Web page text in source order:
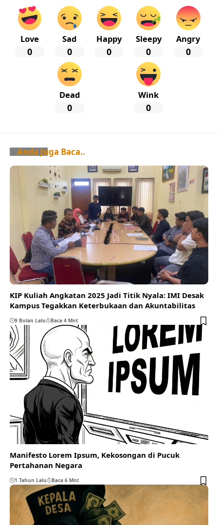
Love
0
Sad
0
Happy
0
Sleepy
0
Angry
0
Dead
0
Wink
0
Anda Juga Baca..
KIP Kuliah Angkatan 2025 Jadi Titik Nyala: IMI Desak
Kampus Tegakkan Keterbukaan dan Akuntabilitas
9 Bulan Lalu Baca 4 Mnt
Manifesto Lorem Ipsum, Kekosongan di Pucuk
Pertahanan Negara
1 Tahun Lalu Baca 6 Mnt